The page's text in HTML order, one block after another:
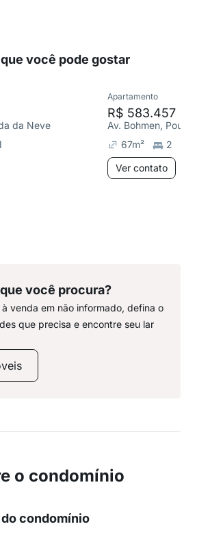
você pode gostar
da Neve
Apartamento
R$ 583.457
Av. Bohmen,
67m² 2
Ver contato
você procura?
venda em não informado, defina o
que precisa e encontre seu lar
o condomínio
condomínio